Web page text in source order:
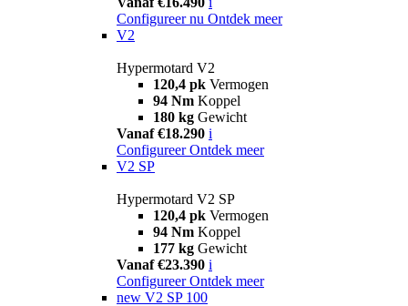
Configureer nu Ontdek meer
V2
Hypermotard V2
120,4 pk Vermogen
94 Nm Koppel
180 kg Gewicht
Vanaf €18.290 i
Configureer Ontdek meer
V2 SP
Hypermotard V2 SP
120,4 pk Vermogen
94 Nm Koppel
177 kg Gewicht
Vanaf €23.390 i
Configureer Ontdek meer
new V2 SP 100